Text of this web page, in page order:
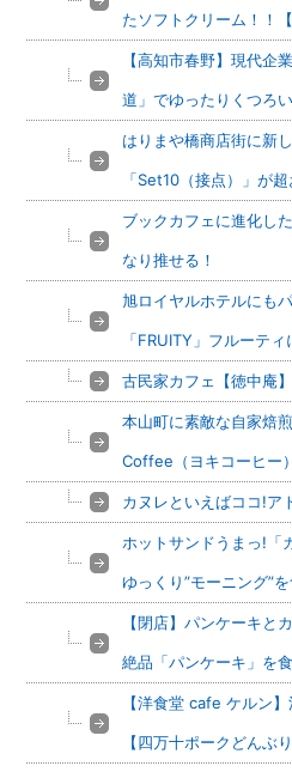
たソフトクリーム！！
【高知市春野】現代企
道」でゆったりくつろ
はりまや橋商店街に新
「Set10（接点）」が
ブックカフェに進化し
なり推せる！
旭ロイヤルホテルにも
「FRUITY」フルーティ
古民家カフェ【徳中庵
本山町に素敵な自家焙
Coffee（ヨキコーヒー
カヌレといえばココ!ア
ホットサンドうまっ!「
ゆっくり”モーニング”
【閉店】パンケーキと
絶品「パンケーキ」を
【洋食堂 cafe ケルン
【四万十ポークどんぶり